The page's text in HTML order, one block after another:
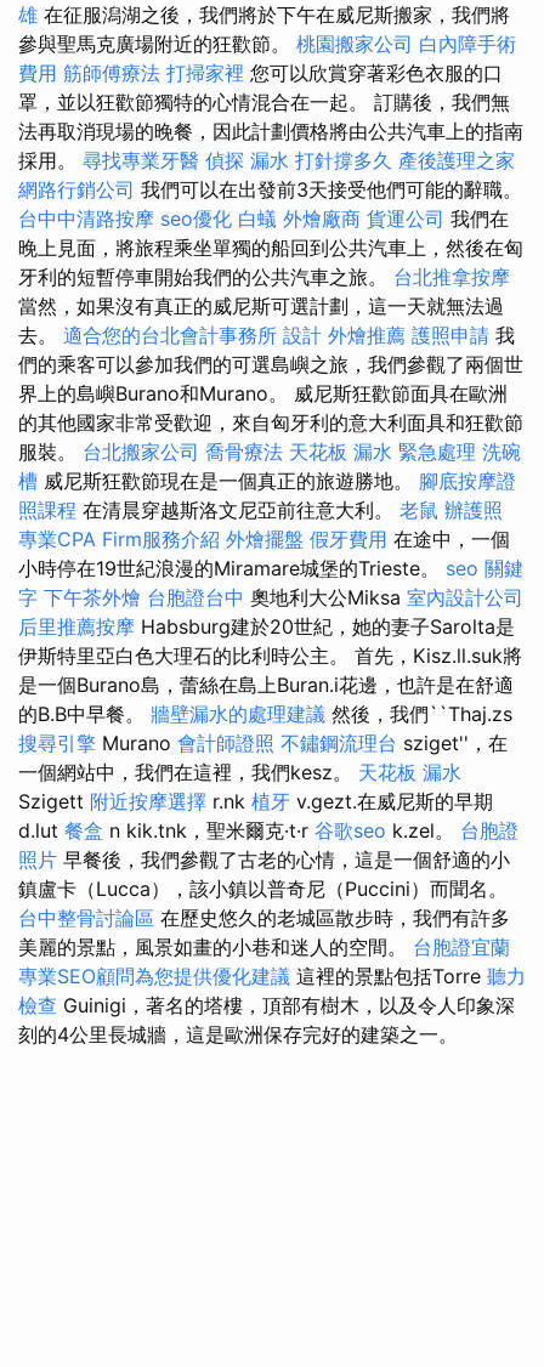
雄 在征服潟湖之後，我們將於下午在威尼斯搬家，我們將
參與聖馬克廣場附近的狂歡節。 桃園搬家公司 白內障手術
費用 筋師傅療法 打掃家裡 您可以欣賞穿著彩色衣服的口
罩，並以狂歡節獨特的心情混合在一起。 訂購後，我們無
法再取消現場的晚餐，因此計劃價格將由公共汽車上的指南
採用。 尋找專業牙醫 偵探 漏水 打針撐多久 產後護理之家
網路行銷公司 我們可以在出發前3天接受他們可能的辭職。
台中中清路按摩 seo優化 白蟻 外燴廠商 貨運公司 我們在
晚上見面，將旅程乘坐單獨的船回到公共汽車上，然後在匈
牙利的短暫停車開始我們的公共汽車之旅。 台北推拿按摩
當然，如果沒有真正的威尼斯可選計劃，這一天就無法過
去。 適合您的台北會計事務所 設計 外燴推薦 護照申請 我
們的乘客可以參加我們的可選島嶼之旅，我們參觀了兩個世
界上的島嶼Burano和Murano。 威尼斯狂歡節面具在歐洲
的其他國家非常受歡迎，來自匈牙利的意大利面具和狂歡節
服裝。 台北搬家公司 喬骨療法 天花板 漏水 緊急處理 洗碗
槽 威尼斯狂歡節現在是一個真正的旅遊勝地。 腳底按摩證
照課程 在清晨穿越斯洛文尼亞前往意大利。 老鼠 辦護照
專業CPA Firm服務介紹 外燴擺盤 假牙費用 在途中，一個
小時停在19世紀浪漫的Miramare城堡的Trieste。 seo 關鍵
字 下午茶外燴 台胞證台中 奧地利大公Miksa 室內設計公司
后里推薦按摩 Habsburg建於20世紀，她的妻子Sarolta是
伊斯特里亞白色大理石的比利時公主。 首先，Kisz.ll.suk將
是一個Burano島，蕾絲在島上Buran.i花邊，也許是在舒適
的B.B中早餐。 牆壁漏水的處理建議 然後，我們``Thaj.zs
搜尋引擎 Murano 會計師證照 不鏽鋼流理台 sziget''，在
一個網站中，我們在這裡，我們kesz。 天花板 漏水
Szigett 附近按摩選擇 r.nk 植牙 v.gezt.在威尼斯的早期
d.lut 餐盒 n kik.tnk，聖米爾克·t·r 谷歌seo k.zel。 台胞證
照片 早餐後，我們參觀了古老的心情，這是一個舒適的小
鎮盧卡（Lucca），該小鎮以普奇尼（Puccini）而聞名。
台中整骨討論區 在歷史悠久的老城區散步時，我們有許多
美麗的景點，風景如畫的小巷和迷人的空間。 台胞證宜蘭
專業SEO顧問為您提供優化建議 這裡的景點包括Torre 聽力
檢查 Guinigi，著名的塔樓，頂部有樹木，以及令人印象深
刻的4公里長城牆，這是歐洲保存完好的建築之一。